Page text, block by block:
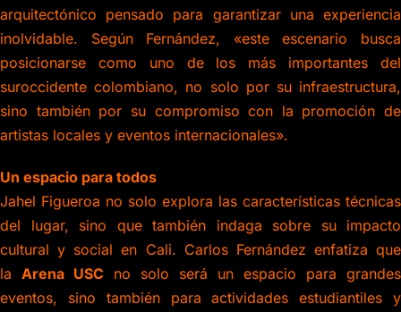
arquitectónico pensado para garantizar una experiencia
inolvidable. Según Fernández, «este escenario busca
posicionarse como uno de los más importantes del
suroccidente colombiano, no solo por su infraestructura,
sino también por su compromiso con la promoción de
artistas locales y eventos internacionales».
Un espacio para todos
Jahel Figueroa no solo explora las características técnicas
del lugar, sino que también indaga sobre su impacto
cultural y social en Cali. Carlos Fernández enfatiza que
la Arena USC no solo será un espacio para grandes
eventos, sino también para actividades estudiantiles y